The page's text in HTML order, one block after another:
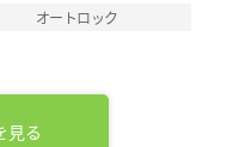
オートロック
見る